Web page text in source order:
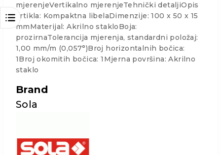
mjerenjeVertikalno mjerenjeTehnički detaljiOpis
artikla: Kompaktna libelaDimenzije: 100 x 50 x 15
mmMaterijal: Akrilno stakloBoja:
prozirnaTolerancija mjerenja, standardni položaj:
1,00 mm/m (0,057°)Broj horizontalnih bočica:
1Broj okomitih bočica: 1Mjerna površina: Akrilno
staklo
Brand
Sola